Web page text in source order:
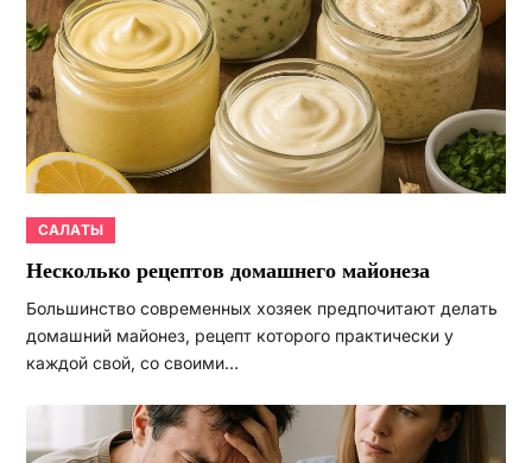
САЛАТЫ
Несколько рецептов домашнего майонеза
Большинство современных хозяек предпочитают делать
домашний майонез, рецепт которого практически у
каждой свой, со своими…